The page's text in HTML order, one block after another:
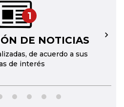
1
DE NOTICIAS
de acuerdo a sus
de interés
→